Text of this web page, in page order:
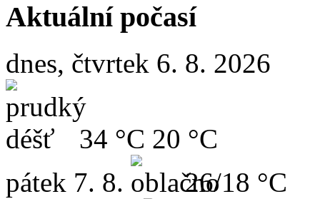
Aktuální počasí
dnes, čtvrtek 6. 8. 2026
34 °C 20 °C
pátek 7. 8.
26/18 °C